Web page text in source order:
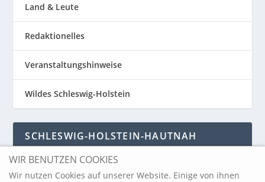
Land & Leute
Redaktionelles
Veranstaltungshinweise
Wildes Schleswig-Holstein
SCHLESWIG-HOLSTEIN-HAUTNAH
Schleswig-Holstein-Hautnah
WIR BENUTZEN COOKIES
Wir nutzen Cookies auf unserer Website. Einige von ihnen